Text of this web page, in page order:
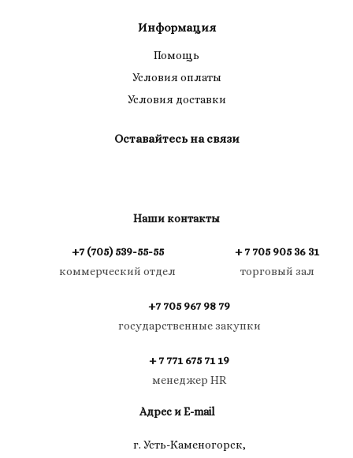
Информация
Помощь
Условия оплаты
Условия доставки
Оставайтесь на связи
Наши контакты
+7 (705) 539-55-55
коммерческий отдел
+ 7 705 905 36 31
торговый зал
+7 705 967 98 79
государственные закупки
+ 7 771 675 71 19
менеджер HR
Адрес и E-mail
г. Усть-Каменогорск,